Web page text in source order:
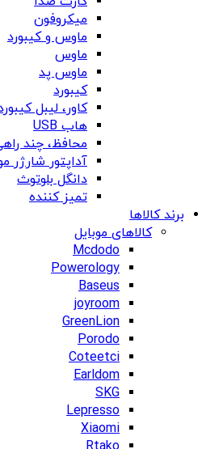
میکروفون
ماوس و کیبورد
ماوس
ماوس پد
کیبورد
کاور، لیبل
هاب USB
محافظ، چند
آداپتور شارژر
دانگل بلوتوث
تمیز کننده
برند کالاها
کالاهای موبایل
Mcdodo
Powerology
Baseus
joyroom
GreenLion
Porodo
Coteetci
Earldom
SKG
Lepresso
Xiaomi